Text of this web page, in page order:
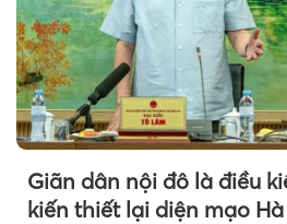
Giãn dân nội đô là điều
kiến thiết lại diện mạo